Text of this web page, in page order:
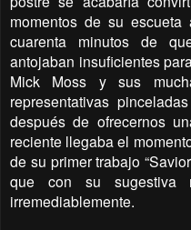
momentos de su
cuarenta minutos de
antojaban insuficientes
Mick Moss y sus
representativas
después de ofrecernos
reciente llegaba el
de su primer trabajo
que con su sugestiva
irremediablemente.